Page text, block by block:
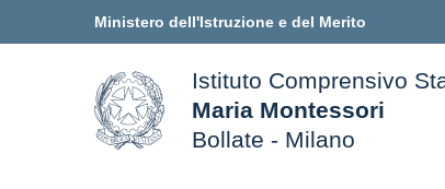
Ministero dell'Istruzione e del Merito
della scuola
Istituto Comprensivo
Maria Montessori
Bollate - Milano